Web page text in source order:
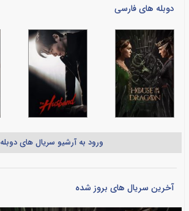
دوبله های فارسی
ورود به آرشیو سریال های دوبله
آخرین سریال های بروز شده